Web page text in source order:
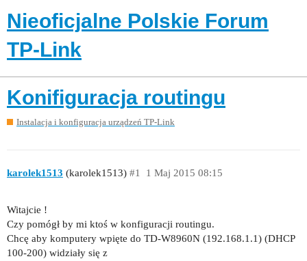
Nieoficjalne Polskie Forum
TP-Link
Konifiguracja routingu
Instalacja i konfiguracja urządzeń TP-Link
karolek1513 (karolek1513) 1 Maj 2015 08:15
#1
Witajcie !
Czy pomógł by mi ktoś w konfiguracji routingu.
Chcę aby komputery wpięte do TD-W8960N (192.168.1.1) (DHCP
100-200) widziały się z